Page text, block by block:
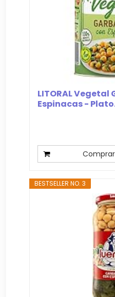
LITORAL Vegetal
Espinacas -
BESTSELLER NO. 3